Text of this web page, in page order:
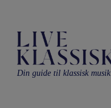
Din guide til klassisk musik